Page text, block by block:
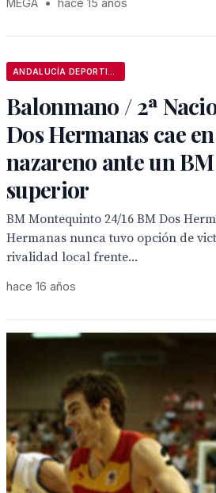
MEGA • hace 15 años
Balonmano / 2ª
Dos Hermanas cae
nazareno ante un
superior
BM Montequinto 24/16 BM Dos
Hermanas nunca tuvo opción de
rivalidad local frente...
hace 16 años